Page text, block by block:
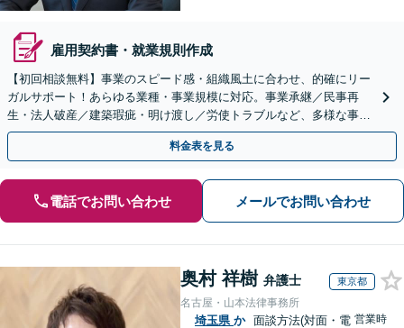
雇用契約書・就業規則作成
【初回相談無料】事業のスピード感・組織風土に合わせ、的確にリー
ガルサポート！あらゆる業種・事業規模に対応。事業承継／民事再
生・法人破産／建築瑕疵・明け渡し／労使トラブルなど、多様な事案
に精通。顧問契約の実績多数【市ケ谷駅2分】【電話相談可】
料金表を見る
電話でお問い合わせ メールでお問い合わせ
奥村 祥樹 弁護士 東京都
名古屋・山本法律事務所
埼玉県 か 面談方法(対面・電 営業時